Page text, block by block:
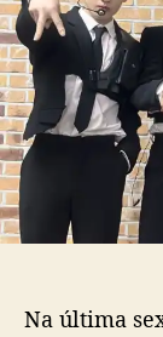
p
s
t
Na última